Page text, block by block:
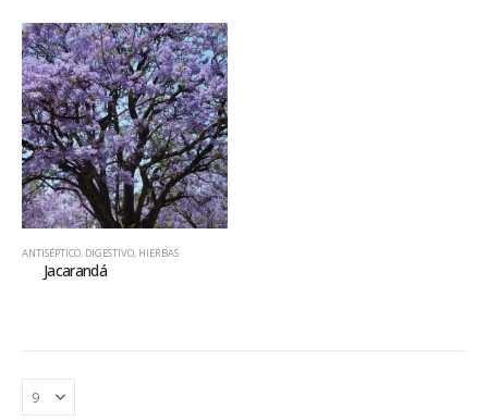
ANTISÉPTICO DIGESTIVO HIERBAS
Jacarandá